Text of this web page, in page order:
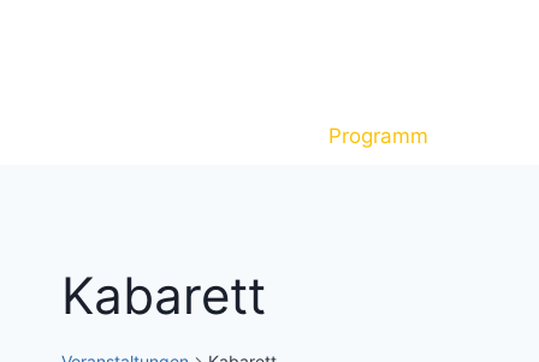
Programm
Kabarett